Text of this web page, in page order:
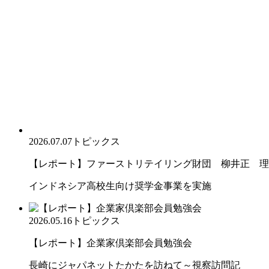
2026.07.07 トピックス
【レポート】ファーストリテイリング財団 柳井正
インドネシア高校生向け奨学金事業を実施
2026.05.16 トピックス
【レポート】企業家倶楽部会員勉強会
長崎にジャパネットたかたを訪ねて～視察訪問記